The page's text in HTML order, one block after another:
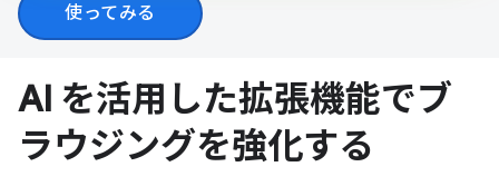
使ってみる
AI を活用した拡張機能でブ
ラウジングを強化する